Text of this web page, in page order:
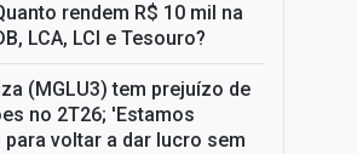
rendem R$ 10 mil na
LCA, LCI e Tesouro?
(MGLU3) tem prejuízo de
no 2T26; 'Estamos
voltar a dar lucro sem